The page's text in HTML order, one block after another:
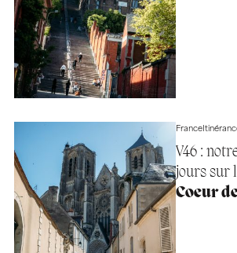
France
V46 :
jours sur
Coeur